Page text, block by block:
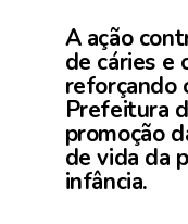
A ação
de cáries e
reforçando
Prefeitura
promoção
de vida da
infância.